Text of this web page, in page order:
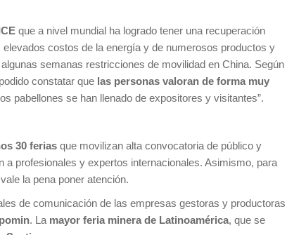
que a nivel mundial ha logrado tener una recuperación
costos de la energía y de numerosos productos y
semanas restricciones de movilidad en China. Según
constatar que las personas valoran de forma muy
pabellones se han llenado de expositores y visitantes”.
30 ferias que movilizan alta convocatoria de público y
a profesionales y expertos internacionales. Asimismo, para
la pena poner atención.
de comunicación de las empresas gestoras y productoras
. La mayor feria minera de Latinoamérica, que se